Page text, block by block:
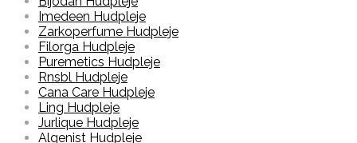
Imedeen Hudpleje
Zarkoperfume Hudpleje
Filorga Hudpleje
Puremetics Hudpleje
Rnsbl Hudpleje
Cana Care Hudpleje
Ling Hudpleje
Jurlique Hudpleje
Algenist Hudpleje